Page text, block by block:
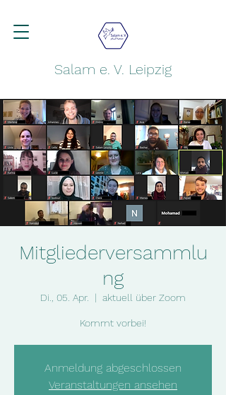
Salam e. V. Leipzig
Mitgliederversammlu
ng
Di., 05. Apr.
  |
aktuell über Zoom
Kommt vorbei!
Anmeldung abgeschlossen
Veranstaltungen ansehen